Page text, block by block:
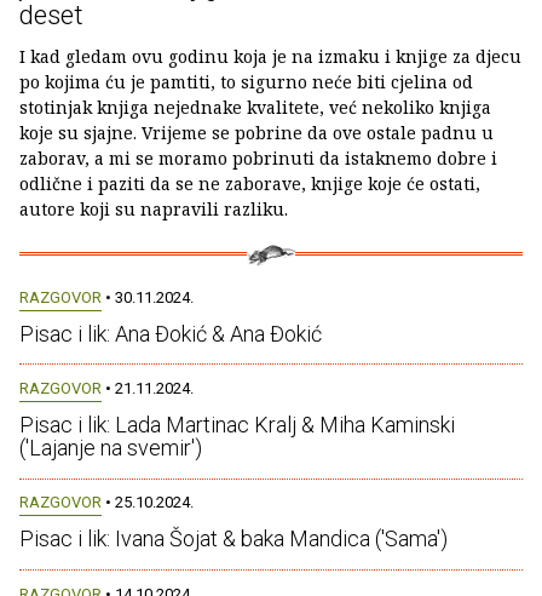
deset
I kad gledam ovu godinu koja je na izmaku i knjige za djecu
po kojima ću je pamtiti, to sigurno neće biti cjelina od
stotinjak knjiga nejednake kvalitete, već nekoliko knjiga
koje su sjajne. Vrijeme se pobrine da ove ostale padnu u
zaborav, a mi se moramo pobrinuti da istaknemo dobre i
odlične i paziti da se ne zaborave, knjige koje će ostati,
autore koji su napravili razliku.
RAZGOVOR • 30.11.2024.
Pisac i lik: Ana Đokić & Ana Đokić
RAZGOVOR • 21.11.2024.
Pisac i lik: Lada Martinac Kralj & Miha Kaminski
('Lajanje na svemir')
RAZGOVOR • 25.10.2024.
Pisac i lik: Ivana Šojat & baka Mandica ('Sama')